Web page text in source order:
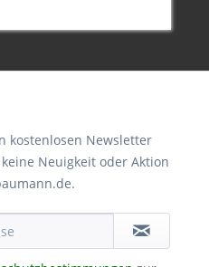
kostenlosen Newsletter
Neuigkeit oder Aktion